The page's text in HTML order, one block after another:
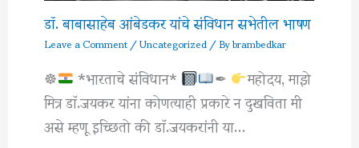
डॉ. बाबासाहेब आंबेडकर यांचे संविधान सभेतील भाषण
Leave a Comment/Uncategorized/ Bybrambedkar
☸ *भारताचे संविधान* ✒ महोदय, माझे
मित्र डाॅ.जयकर यांना कोणत्याही प्रकारे न दुखविता मी
असे म्हणू इच्छितो की डाॅ.जयकरांनी या…